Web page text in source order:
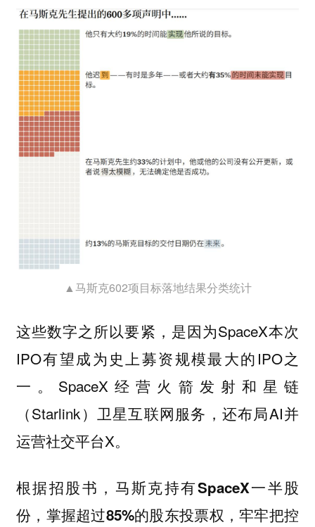
▲马斯克602项目标落地结果分类统计
这些数字之所以要紧，是因为SpaceX本次
IPO有望成为史上募资规模最大的IPO之
一。SpaceX经营火箭发射和星链
（Starlink）卫星互联网服务，还布局AI并
运营社交平台X。
根据招股书，马斯克持有SpaceX一半股
份，掌握超过85%的股东投票权 ，牢牢把控